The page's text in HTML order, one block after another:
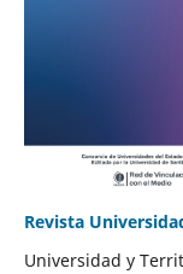
Revista
Universidad y